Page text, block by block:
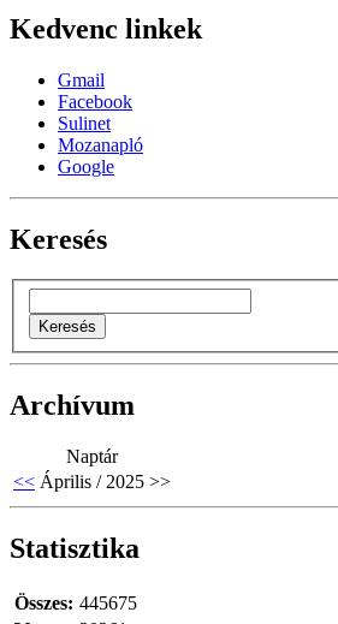
Kedvenc linkek
Gmail
Facebook
Sulinet
Mozanapló
Google
Keresés
Archívum
Naptár
<< Április / 2025 >>
Statisztika
Összes: 445675